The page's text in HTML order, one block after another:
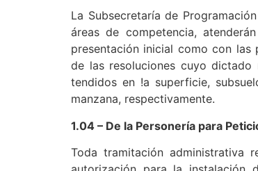
La Subsecretaría de
áreas de competencia,
presentación inicial como con las
de las resoluciones cuyo
tendidos en !a superficie,
manzana, respectivamente.
1.04 – De la Personería para
Toda tramitación administrativa